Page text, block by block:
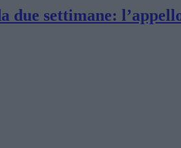
due settimane: